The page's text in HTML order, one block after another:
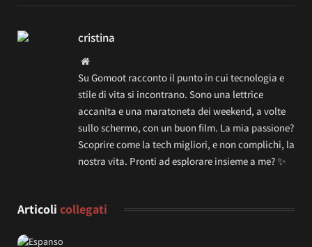
cristina
Website
Su Gomoot racconto il punto in cui tecnologia e
stile di vita si incontrano. Sono una lettrice
accanita e una maratoneta dei weekend, a volte
sullo schermo, con un buon film. La mia passione?
Scoprire come la tech migliori, e non complichi, la
nostra vita. Pronti ad esplorare insieme a me? ✨
Articoli collegati